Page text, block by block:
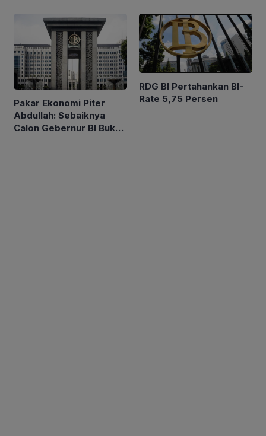
Pakar Ekonomi Piter
Abdullah: Sebaiknya
Calon Gebernur BI Bukan
RDG BI Pertahankan BI-
Rate 5,75 Persen